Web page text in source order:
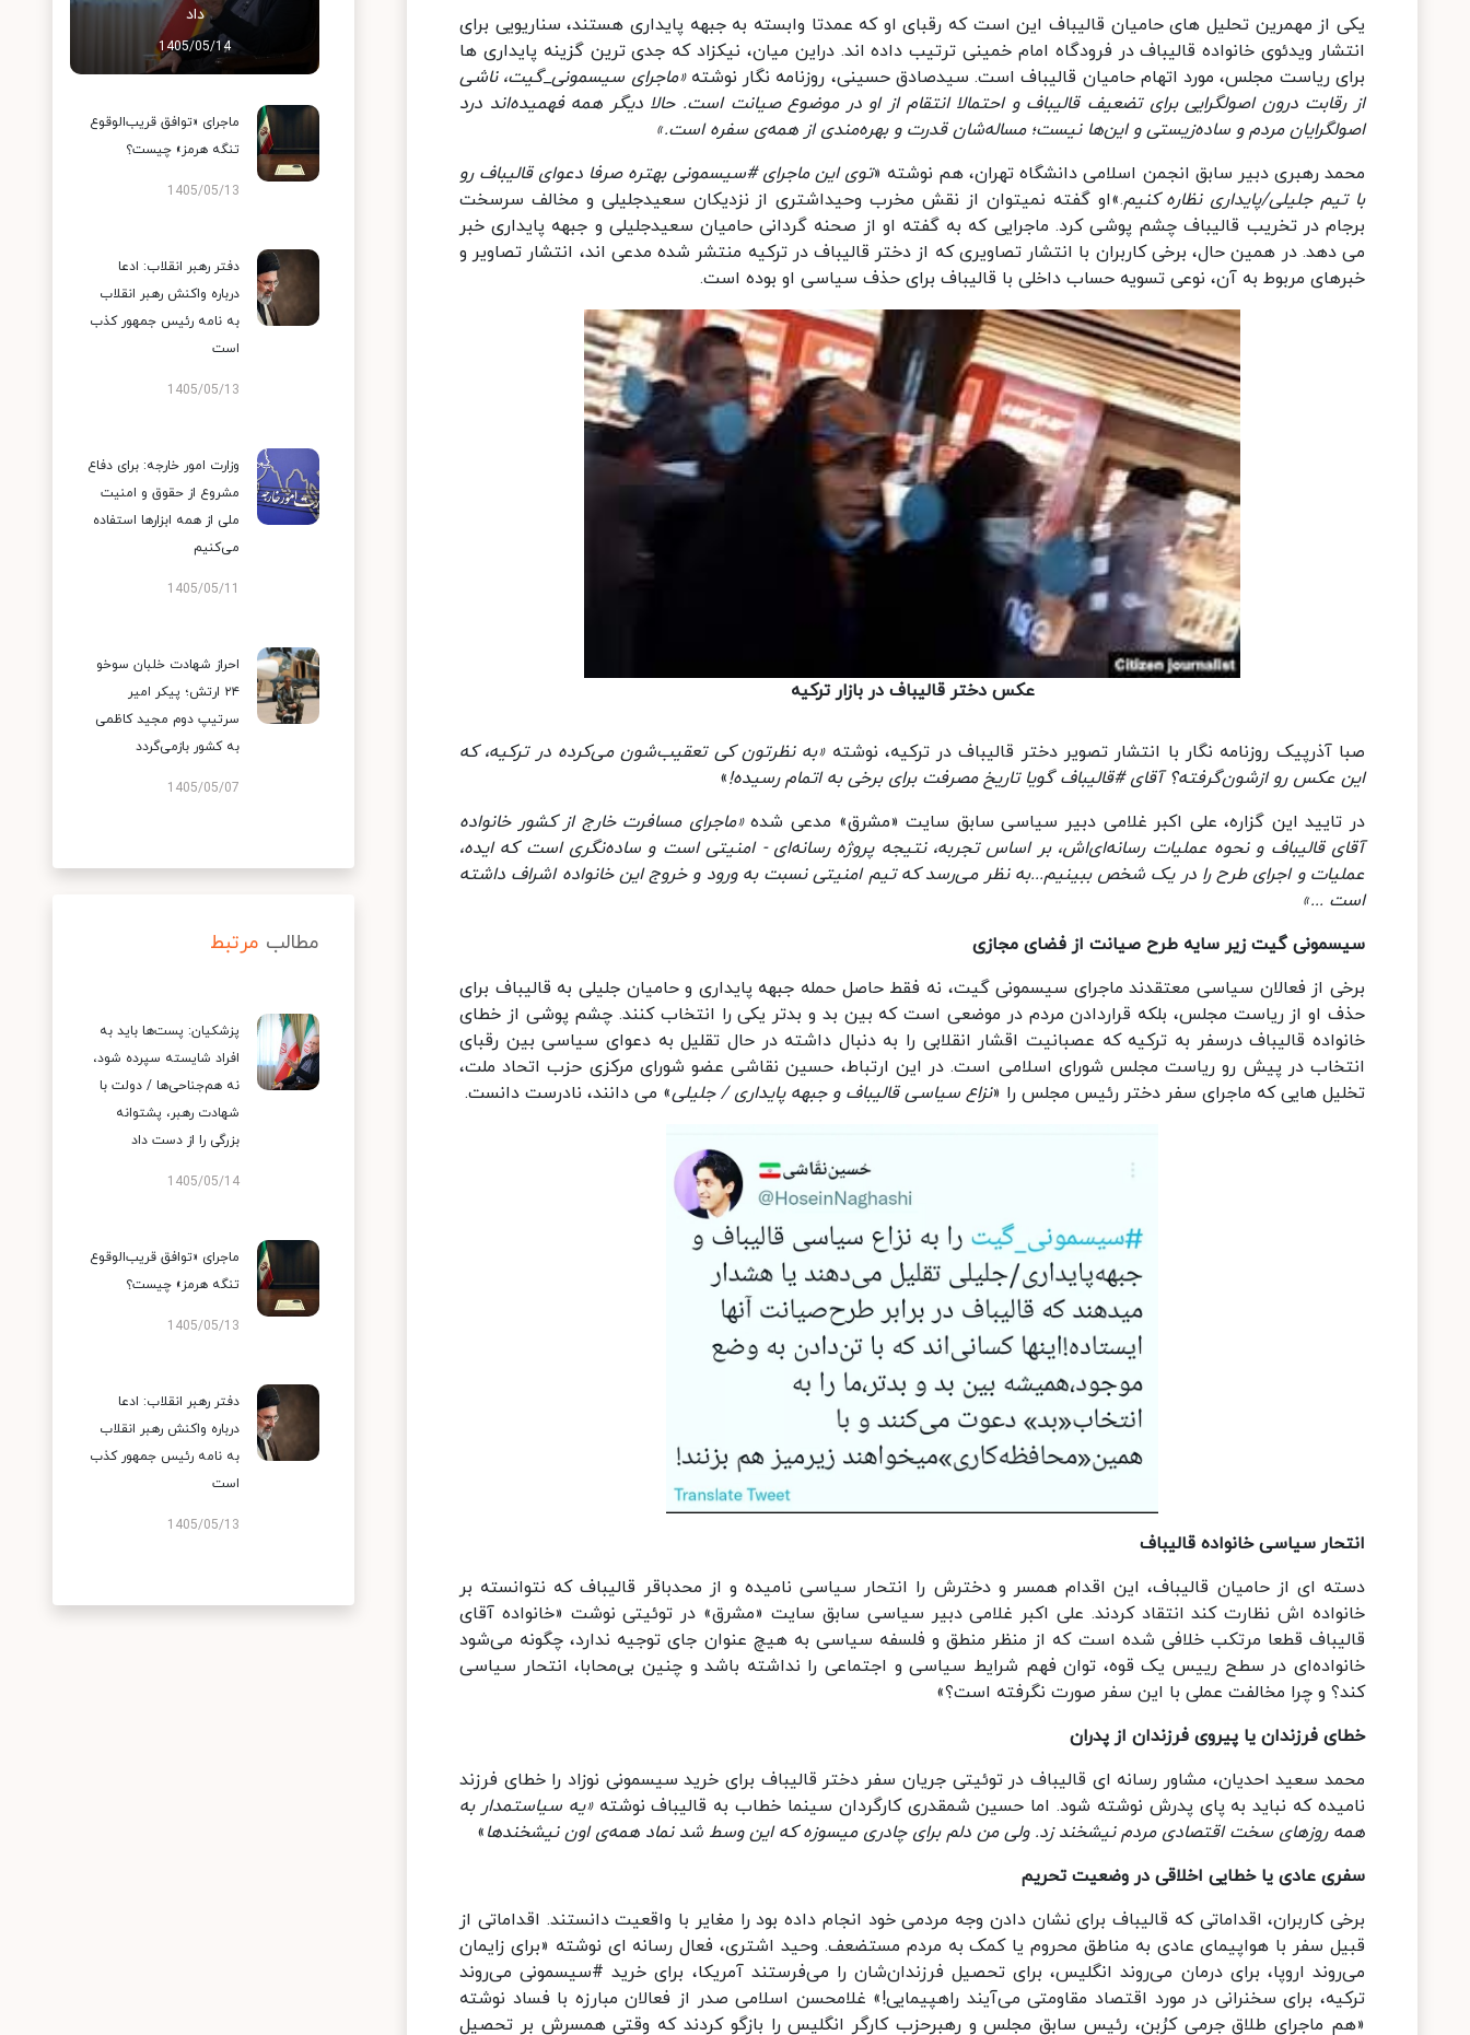
یکی از مهمرین تحلیل های حامیان قالیباف این است که رقبای او که عمدتا وابسته به جبهه پایداری هستند، سناریویی برای
انتشار ویدئوی خانواده قالیباف در فرودگاه امام خمینی ترتیب داده اند. دراین میان، نیکزاد که جدی ترین گزینه پایداری ها
برای ریاست مجلس، مورد اتهام حامیان قالیباف است. سیدصادق حسینی، روزنامه نگار نوشته«ماجرای سیسمونی_گیت، ناشی
از رقابت درون اصولگرایی برای تضعیف قالیباف و احتمالا انتقام از او در موضوع صیانت است. حالا دیگر همه فهمیده‌اند درد
اصولگرایان مردم و ساده‌زیستی و این‌ها نیست؛ مساله‌شان قدرت و بهره‌مندی از همه‌ی سفره است.»
محمد رهبری دبیر سابق انجمن اسلامی دانشگاه تهران، هم نوشته «توی این ماجرای #سیسمونی بهتره صرفا دعوای قالیباف رو
با تیم جلیلی/پایداری نظاره کنیم.»او گفته نمیتوان از نقش مخرب وحیداشتری از نزدیکان سعیدجلیلی و مخالف سرسخت
برجام در تخریب قالیباف چشم پوشی کرد. ماجرایی که به گفته او از صحنه گردانی حامیان سعیدجلیلی و جبهه پایداری خبر
می دهد. در همین حال، برخی کاربران با انتشار تصاویری که از دختر قالیباف در ترکیه منتشر شده مدعی اند، انتشار تصاویر و
خبرهای مربوط به آن، نوعی تسویه حساب داخلی با قالیباف برای حذف سیاسی او بوده است.
عکس دختر قالیباف در بازار ترکیه
صبا آذرپیک روزنامه نگار با انتشار تصویر دختر قالیباف در ترکیه، نوشته«به نظرتون کی تعقیب‌شون می‌کرده در ترکیه، که
این عکس رو ازشون‌گرفته؟ آقای #قالیباف گویا تاریخ مصرفت برای برخی به اتمام رسیده!»
در تایید این گزاره، علی اکبر غلامی دبیر سیاسی سابق سایت «مشرق» مدعی شده«ماجرای مسافرت خارج از کشور خانواده
آقای قالیباف و نحوه عملیات رسانه‌ای‌اش، بر اساس تجربه، نتیجه پروژه رسانه‌ای - امنیتی است و ساده‌نگری است که ایده،
عملیات و اجرای طرح را در یک شخص ببینیم...به نظر می‌رسد که تیم امنیتی نسبت به ورود و خروج این خانواده اشراف داشته
است ...»
سیسمونی گیت زیر سایه طرح صیانت از فضای مجازی
برخی از فعالان سیاسی معتقدند ماجرای سیسمونی گیت، نه فقط حاصل حمله جبهه پایداری و حامیان جلیلی به قالیباف برای
حذف او از ریاست مجلس، بلکه قراردادن مردم در موضعی است که بین بد و بدتر یکی را انتخاب کنند. چشم پوشی از خطای
خانواده قالیباف درسفر به ترکیه که عصبانیت اقشار انقلابی را به دنبال داشته در حال تقلیل به دعوای سیاسی بین رقبای
انتخاب در پیش رو ریاست مجلس شورای اسلامی است. در این ارتباط، حسین نقاشی عضو شورای مرکزی حزب اتحاد ملت،
تخلیل هایی که ماجرای سفر دختر رئیس مجلس را «نزاع سیاسی قالیباف و جبهه پایداری / جلیلی» می دانند، نادرست دانست.
انتحار سیاسی خانواده قالیباف
دسته ای از حامیان قالیباف، این اقدام همسر و دخترش را انتحار سیاسی نامیده و از محدباقر قالیباف که نتوانسته بر
خانواده اش نظارت کند انتقاد کردند. علی اکبر غلامی دبیر سیاسی سابق سایت «مشرق» در توئیتی نوشت «خانواده آقای
قالیباف قطعا مرتکب خلافی شده است که از منظر منطق و فلسفه سیاسی به هیچ عنوان جای توجیه ندارد، چگونه می‌شود
خانواده‌ای در سطح رییس یک قوه، توان فهم شرایط سیاسی و اجتماعی را نداشته باشد و چنین بی‌محابا، انتحار سیاسی
کند؟ و چرا مخالفت عملی با این سفر صورت نگرفته است؟»
خطای فرزندان یا پیروی فرزندان از پدران
محمد سعید احدیان، مشاور رسانه ای قالیباف در توئیتی جریان سفر دختر قالیباف برای خرید سیسمونی نوزاد را خطای فرزند
نامیده که نباید به پای پدرش نوشته شود. اما حسین شمقدری کارگردان سینما خطاب به قالیباف نوشته«یه سیاستمدار به
همه روزهای سخت اقتصادی مردم نیشخند زد. ولی من دلم برای چادری میسوزه که این وسط شد نماد همه‌ی اون نیشخندها»
سفری عادی یا خطایی اخلاقی در وضعیت تحریم
برخی کاربران، اقداماتی که قالیباف برای نشان دادن وجه مردمی خود انجام داده بود را مغایر با واقعیت دانستند. اقداماتی از
قبیل سفر با هواپیمای عادی به مناطق محروم یا کمک به مردم مستضعف. وحید اشتری، فعال رسانه ای نوشته «برای زایمان
می‌روند اروپا، برای درمان می‌روند انگلیس، برای تحصیل فرزندان‌شان را می‌فرستند آمریکا، برای خرید #سیسمونی می‌روند
ترکیه، برای سخنرانی در مورد اقتصاد مقاومتی می‌آیند راهپیمایی!» غلامحسن اسلامی صدر از فعالان مبارزه با فساد نوشته
«هم ماجرای طلاق جرمی کرُبن، رئیس سابق مجلس و رهبرحزب کارگر انگلیس را بازگو کردند که وقتی همسرش بر تحصیل
داد
1405/05/14
ماجرای «توافق قریب‌الوقوع
تنگه هرمز» چیست؟
1405/05/13
دفتر رهبر انقلاب: ادعا
درباره واکنش رهبر انقلاب
به نامه رئیس جمهور کذب
است
1405/05/13
وزارت امور خارجه: برای دفاع
مشروع از حقوق و امنیت
ملی از همه ابزارها استفاده
می‌کنیم
1405/05/11
احراز شهادت خلبان سوخو
۲۴ ارتش؛ پیکر امیر
سرتیپ دوم مجید کاظمی
به کشور بازمی‌گردد
1405/05/07
مطالب مرتبط
پزشکیان: پست‌ها باید به
افراد شایسته سپرده شود،
نه هم‌جناحی‌ها / دولت با
شهادت رهبر، پشتوانه
بزرگی را از دست داد
1405/05/14
ماجرای «توافق قریب‌الوقوع
تنگه هرمز» چیست؟
1405/05/13
دفتر رهبر انقلاب: ادعا
درباره واکنش رهبر انقلاب
به نامه رئیس جمهور کذب
است
1405/05/13